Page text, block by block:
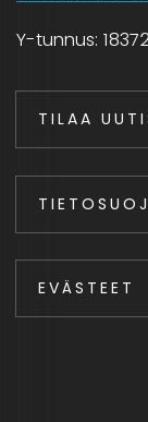
Y-tunnus:
TILAA
EVÄSTEET